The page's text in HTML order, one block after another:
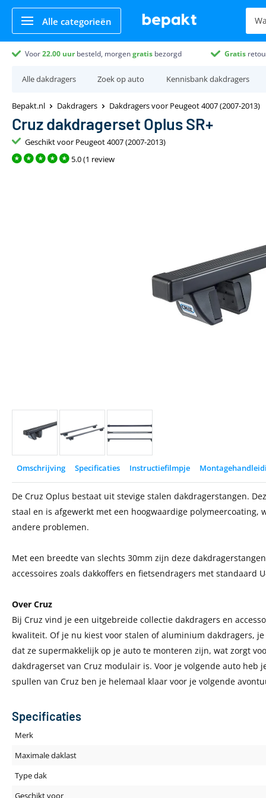
Alle categorieën
Voor22.00 uurbesteld, morgengratis bezorgd Gratis
Alle dakdragers Zoek op auto Kennisbank dakdragers
Bepakt.nl Dakdragers Dakdragers voor Peugeot 4007 (2007-2013)
Cruz dakdragerset Oplus SR+
Geschikt voor Peugeot 4007 (2007-2013)
5.0 (1 review
Omschrijving Specificaties Instructiefilmpje
De Cruz Oplus bestaat uit stevige stalen dakdragerstangen.
staal en is afgewerkt met een hoogwaardige polymeercoating,
andere problemen.
Met een breedte van slechts 30mm zijn deze
accessoires zoals dakkoffers en fietsendragers met standaard
Over Cruz
Bij Cruz vind je een uitgebreide collectie dakdragers en
kwaliteit. Of je nu kiest voor stalen of aluminium dakdragers,
dat ze supermakkelijk op je auto te monteren zijn, wat zorgt
dakdragerset van Cruz modulair is. Voor je volgende auto heb
spullen van Cruz ben je helemaal klaar voor je volgende
Specificaties
Merk
Maximale daklast
Type dak
Geschikt voor